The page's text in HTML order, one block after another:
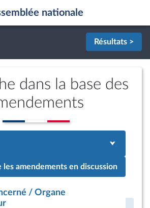
nationale
Résultats >
dans la base des
les amendements en discussion
/ Organe